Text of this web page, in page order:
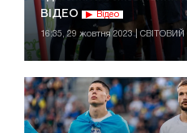
ВІДЕО
Відео
16:35, 29 жовтня 2023 |